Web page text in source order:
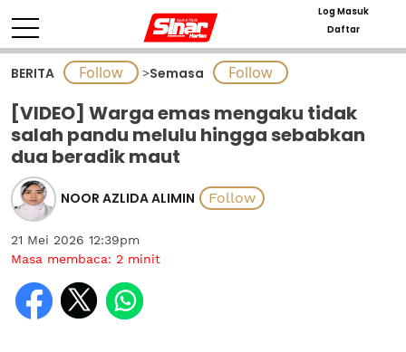
Log Masuk
Daftar
BERITA >Semasa
[VIDEO] Warga emas mengaku tidak
salah pandu melulu hingga sebabkan
dua beradik maut
NOOR AZLIDA ALIMIN
21 Mei 2026 12:39pm
Masa membaca: 2 minit